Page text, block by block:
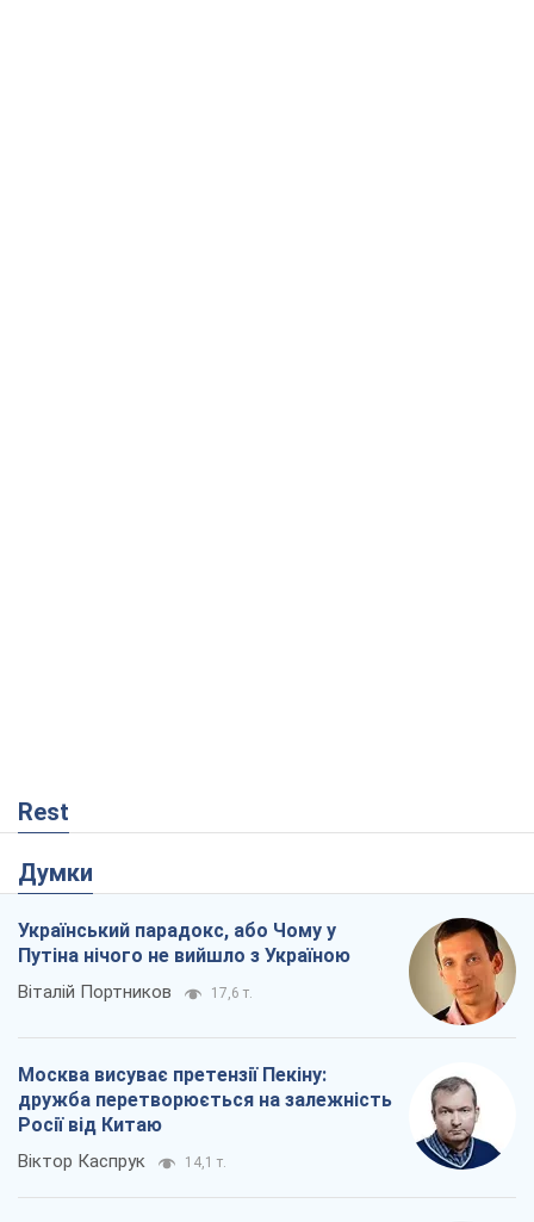
Rest
Думки
Український парадокс, або Чому у
Путіна нічого не вийшло з Україною
Віталій Портников 17,6 т.
Москва висуває претензії Пекіну:
дружба перетворюється на залежність
Росії від Китаю
Віктор Каспрук 14,1 т.